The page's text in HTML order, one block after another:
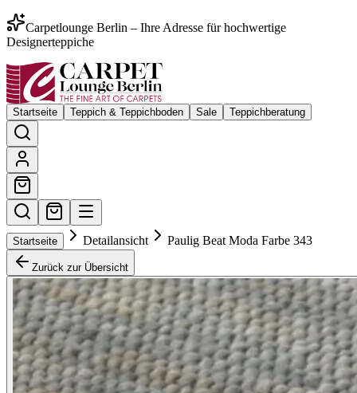
Carpetlounge Berlin – Ihre Adresse für hochwertige
Designerteppiche
Startseite Teppich & Teppichboden Sale Teppichberatung
Startseite Detailansicht Paulig Beat Moda Farbe 343
Zurück zur Übersicht